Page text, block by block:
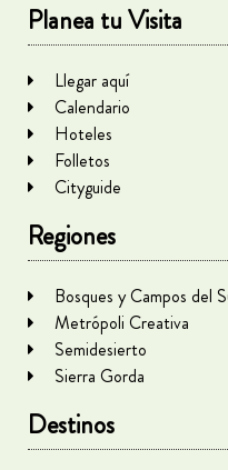
Planea tu Visita
Llegar aquí
Calendario
Hoteles
Folletos
Cityguide
Regiones
Bosques y Campos del
Metrópoli Creativa
Semidesierto
Sierra Gorda
Destinos